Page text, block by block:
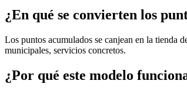
¿En qué se convierten los
Los puntos acumulados se canjean en la tienda
municipales, servicios concretos.
¿Por qué este modelo